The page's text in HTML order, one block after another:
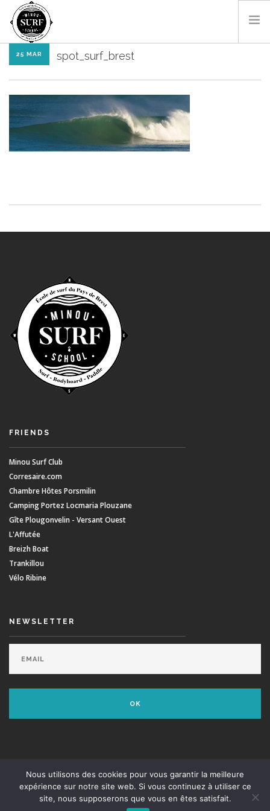
THE SCHOOL
CONTACT
25 MAR spot_surf_brest
FRIENDS
Minou Surf Club
Corresaire.com
Chambre Hôtes Porsmilin
Camping Portez Locmaria Plouzane
Gîte Plougonvelin - Versant Ouest
L'Affutée
Breizh Boat
Trankillou
Vélo Ribine
NEWSLETTER
© Minou Surf School - Dvpt: Agence Swell - Supported by Envie De Surfer
Nous utilisons des cookies pour vous garantir la meilleure
expérience sur notre site web. Si vous continuez à utiliser ce
site, nous supposerons que vous en êtes satisfait.